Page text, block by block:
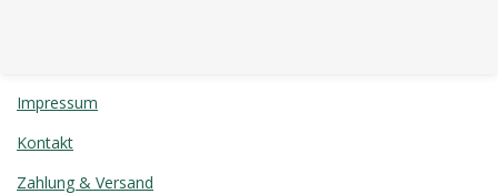
Impressum
Kontakt
Zahlung & Versand